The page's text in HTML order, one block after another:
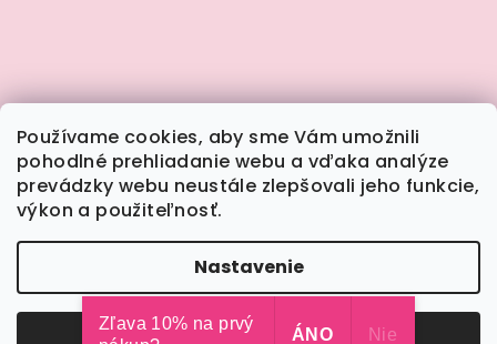
Používame cookies, aby sme Vám umožnili
pohodlné prehliadanie webu a vďaka analýze
prevádzky webu neustále zlepšovali jeho funkcie,
výkon a použiteľnosť.
Nastavenie
Odmietnuť Súhlasím
Sledovať na Instagrame
Copyright 2026Calimera.sk. Všetky práva
vyhradené.Upraviť nastavenie cookies
Zľava 10% na prvý
ÁNO Nie